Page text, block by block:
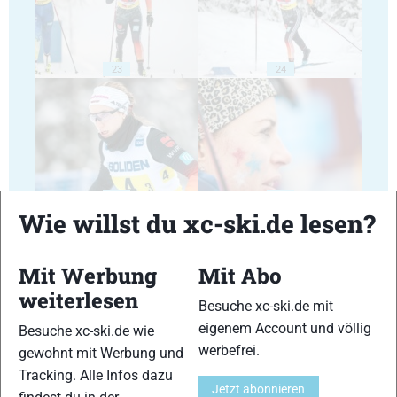
23 24
27 28
Wie willst du xc-ski.de lesen?
Mit Werbung
weiterlesen
Besuche xc-ski.de wie
gewohnt mit Werbung und
Tracking. Alle Infos dazu
Mit Abo
Besuche xc-ski.de mit
eigenem Account und völlig
werbefrei.
Jetzt abonnieren